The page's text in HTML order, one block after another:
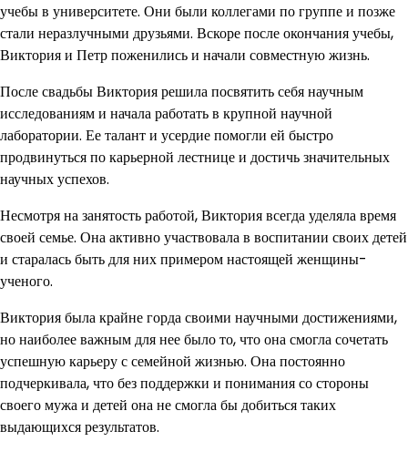
учебы в университете. Они были коллегами по группе и позже
стали неразлучными друзьями. Вскоре после окончания учебы,
Виктория и Петр поженились и начали совместную жизнь.
После свадьбы Виктория решила посвятить себя научным
исследованиям и начала работать в крупной научной
лаборатории. Ее талант и усердие помогли ей быстро
продвинуться по карьерной лестнице и достичь значительных
научных успехов.
Несмотря на занятость работой, Виктория всегда уделяла время
своей семье. Она активно участвовала в воспитании своих детей
и старалась быть для них примером настоящей женщины-
ученого.
Виктория была крайне горда своими научными достижениями,
но наиболее важным для нее было то, что она смогла сочетать
успешную карьеру с семейной жизнью. Она постоянно
подчеркивала, что без поддержки и понимания со стороны
своего мужа и детей она не смогла бы добиться таких
выдающихся результатов.